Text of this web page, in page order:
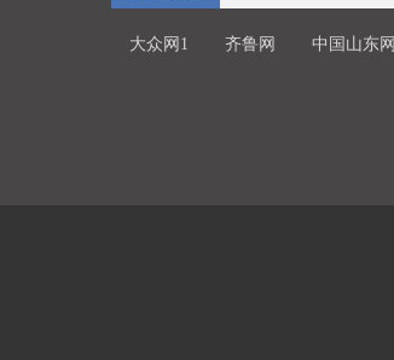
大众网1 齐鲁网 中国山东网